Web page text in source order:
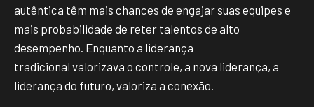
autêntica têm mais chances de engajar suas equipes e
mais probabilidade de reter talentos de alto
desempenho. Enquanto a liderança
tradicional valorizava o controle, a nova liderança, a
liderança do futuro, valoriza a conexão.